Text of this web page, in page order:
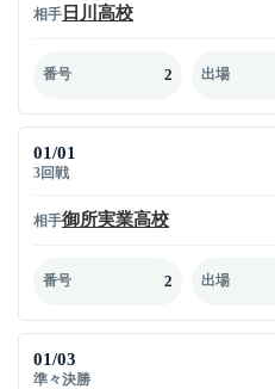
相手 日川高校
番号 2 出場
01/01
3回戦
相手御所実業高校
番号 2 出場
01/03
準々決勝